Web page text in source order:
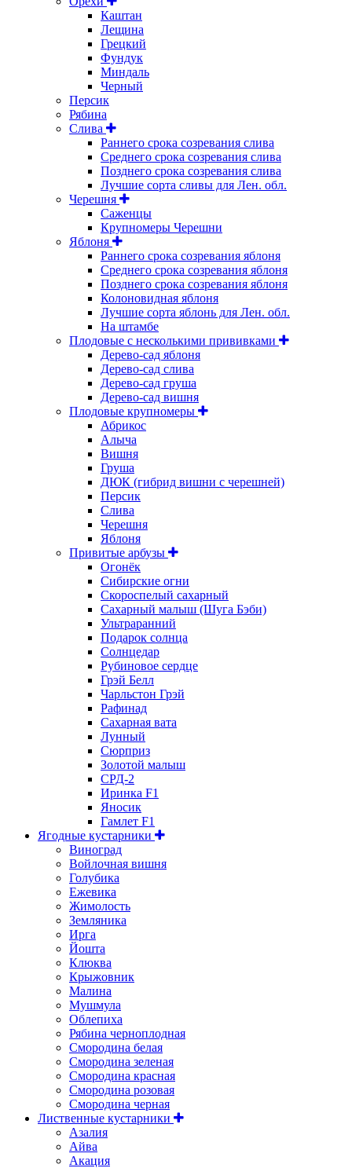
Каштан
Лещина
Грецкий
Фундук
Миндаль
Черный
Персик
Рябина
Слива
Раннего срока созревания слива
Среднего срока созревания слива
Позднего срока созревания слива
Лучшие сорта сливы для Лен. обл.
Черешня
Саженцы
Крупномеры Черешни
Яблоня
Раннего срока созревания яблоня
Среднего срока созревания яблоня
Позднего срока созревания яблоня
Колоновидная яблоня
Лучшие сорта яблонь для Лен. обл.
На штамбе
Плодовые с несколькими прививками
Дерево-сад яблоня
Дерево-сад слива
Дерево-сад груша
Дерево-сад вишня
Плодовые крупномеры
Абрикос
Алыча
Вишня
Груша
ДЮК (гибрид вишни с черешней)
Персик
Слива
Черешня
Яблоня
Привитые арбузы
Огонёк
Сибирские огни
Скороспелый сахарный
Сахарный малыш (Шуга Бэби)
Ультраранний
Подарок солнца
Солнцедар
Рубиновое сердце
Грэй Белл
Чарльстон Грэй
Рафинад
Сахарная вата
Лунный
Сюрприз
Золотой малыш
СРД-2
Иринка F1
Яносик
Гамлет F1
Ягодные кустарники
Виноград
Войлочная вишня
Голубика
Ежевика
Жимолость
Земляника
Ирга
Йошта
Клюква
Крыжовник
Малина
Мушмула
Облепиха
Рябина черноплодная
Смородина белая
Смородина зеленая
Смородина красная
Смородина розовая
Смородина черная
Лиственные кустарники
Азалия
Айва
Акация